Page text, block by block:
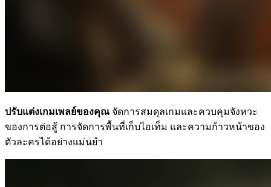
ปรับแต่งเกมเพลย์ของคุณ จัดการสมดุลเกมและควบคุมจังหวะ
ของการต่อสู้ การจัดการพื้นที่เก็บไอเท็ม และความก้าวหน้าของ
ตัวละครได้อย่างแม่นยำ